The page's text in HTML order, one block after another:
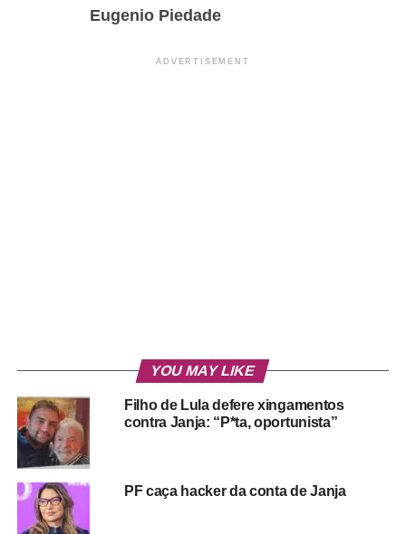
Eugenio Piedade
ADVERTISEMENT
YOU MAY LIKE
Filho de Lula defere xingamentos
contra Janja: “P*ta, oportunista”
PF caça hacker da conta de Janja